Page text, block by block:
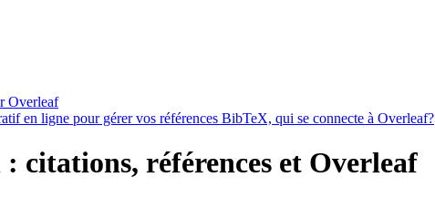
Overleaf
en ligne pour gérer vos références BibTeX, qui se connecte à Overleaf?
citations, références et Overleaf